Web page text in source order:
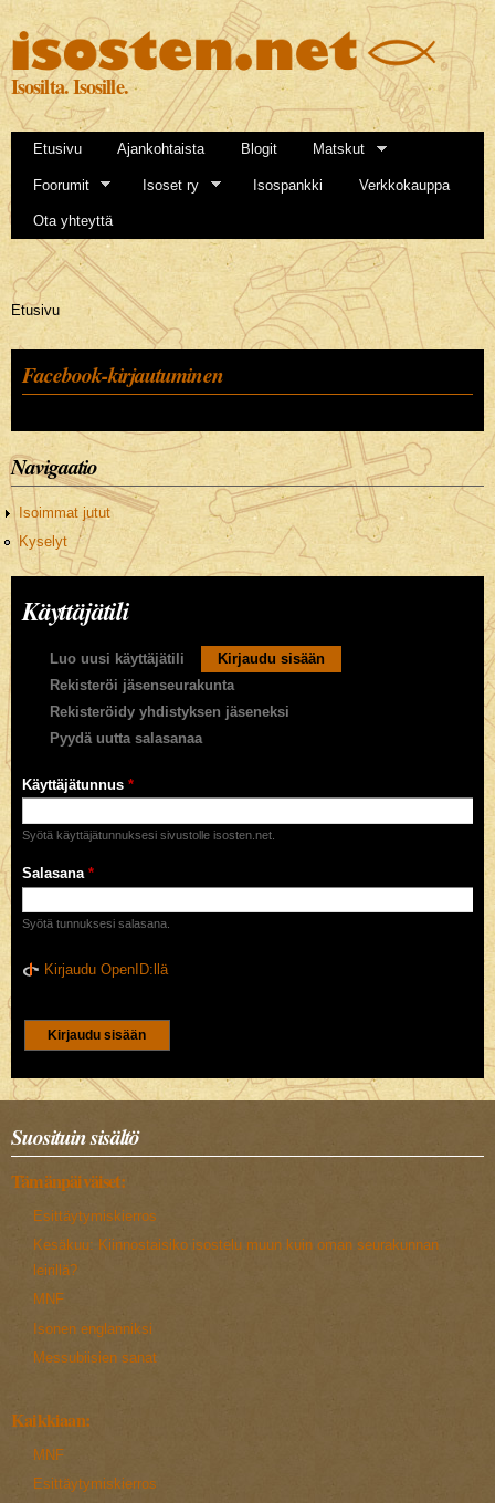
Hyppää
pääsisältöön
Isosilta. Isosille.
Etusivu Ajankohtaista Blogit Matskut
Foorumit Isoset ry Isospankki Verkkokauppa
Ota yhteyttä
Olet täällä
Etusivu
Facebook-kirjautuminen
Navigaatio
Isoimmat jutut
Kyselyt
Käyttäjätili
Ensisijaiset välilehdet
Luo uusi käyttäjätili Kirjaudu sisään
Rekisteröi jäsenseurakunta
Rekisteröidy yhdistyksen jäseneksi
Pyydä uutta salasanaa
Käyttäjätunnus *
Syötä käyttäjätunnuksesi sivustolle isosten.net.
Salasana *
Syötä tunnuksesi salasana.
Kirjaudu OpenID:llä
CAPTCHA
Tällä kysymyksellä varmistetaan ettet ole robotti.
5+3
Suosituin sisältö
Tämänpäiväiset:
Esittäytymiskierros
Kesäkuu: Kiinnostaisiko isostelu muun kuin oman seurakunnan
leirillä?
MNF
Isonen englanniksi
Messubiisien sanat
Kaikkiaan:
MNF
Esittäytymiskierros